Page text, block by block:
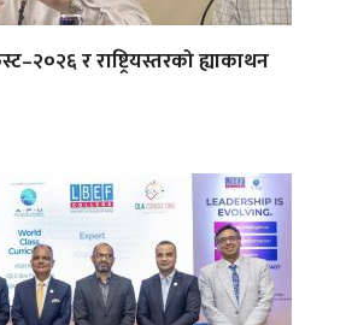
र राष्ट्रियस्तरको ह्याकाथन